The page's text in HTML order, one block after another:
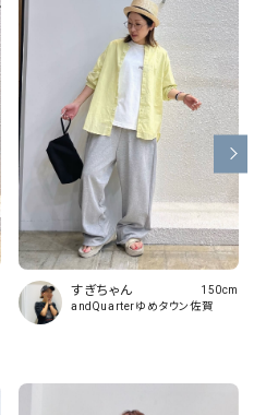
すぎちゃん
andQuarterゆめタウン佐賀
150cm